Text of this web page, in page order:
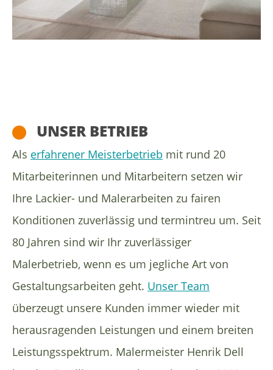
UNSER BETRIEB
Als erfahrener Meisterbetrieb mit rund 20
Mitarbeiterinnen und Mitarbeitern setzen wir
Ihre Lackier- und Malerarbeiten zu fairen
Konditionen zuverlässig und termintreu um. Seit
80 Jahren sind wir Ihr zuverlässiger
Malerbetrieb, wenn es um jegliche Art von
Gestaltungsarbeiten geht. Unser Team
überzeugt unsere Kunden immer wieder mit
herausragenden Leistungen und einem breiten
Leistungsspektrum. Malermeister Henrik Dell